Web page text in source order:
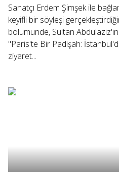
Sanatçı Erdem Şimşek ile
keyifli bir söyleşi
bölümünde, Sultan
"Paris'te Bir Padişah:
ziyaret...